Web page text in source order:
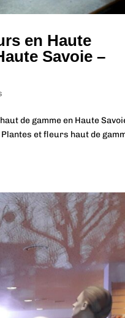
en Haute
Savoie –
de gamme en Haute
et fleurs haut de